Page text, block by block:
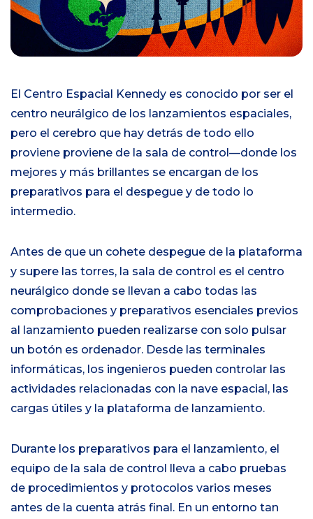
i
o
El Centro Espacial Kennedy es conocido por ser el
centro neurálgico de los lanzamientos espaciales,
pero el cerebro que hay detrás de todo ello
proviene proviene de la sala de control—donde los
mejores y más brillantes se encargan de los
preparativos para el despegue y de todo lo
intermedio.
Antes de que un cohete despegue de la plataforma
y supere las torres, la sala de control es el centro
neurálgico donde se llevan a cabo todas las
comprobaciones y preparativos esenciales previos
al lanzamiento pueden realizarse con solo pulsar
un botón es ordenador. Desde las terminales
informáticas, los ingenieros pueden controlar las
actividades relacionadas con la nave espacial, las
cargas útiles y la plataforma de lanzamiento.
Durante los preparativos para el lanzamiento, el
equipo de la sala de control lleva a cabo pruebas
de procedimientos y protocolos varios meses
antes de la cuenta atrás final. En un entorno tan